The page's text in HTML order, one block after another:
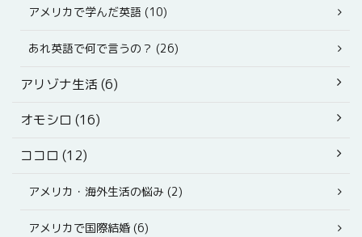
アメリカで学んだ英語 (10)
あれ英語で何で言うの？ (26)
アリゾナ生活 (6)
オモシロ (16)
ココロ (12)
アメリカ・海外生活の悩み (2)
アメリカで国際結婚 (6)